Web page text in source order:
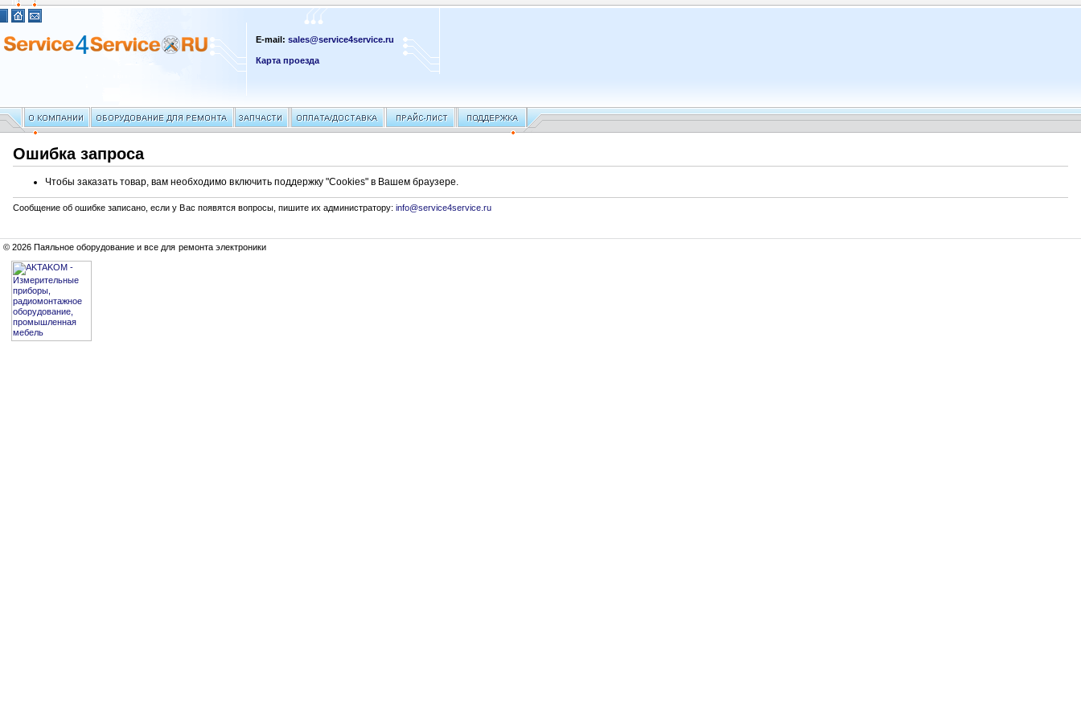
E-mail:sales@service4service.ru
Карта проезда
Ошибка запроса
Чтобы заказать товар, вам необходимо включить поддержку "Cookies" в Вашем браузере.
Сообщение об ошибке записано, если у Вас появятся вопросы, пишите их администратору:info@service4service.ru
© 2026 Паяльное оборудование и все для ремонта электроники